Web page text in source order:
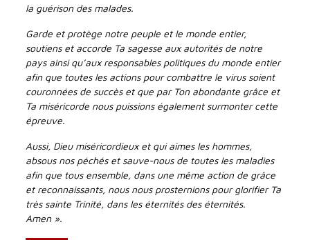
la guérison des malades.
Garde et protège notre peuple et le monde entier,
soutiens et accorde Ta sagesse aux autorités de notre
pays ainsi qu’aux responsables politiques du monde entier
afin que toutes les actions pour combattre le virus soient
couronnées de succès et que par Ton abondante grâce et
Ta miséricorde nous puissions également surmonter cette
épreuve.
Aussi, Dieu miséricordieux et qui aimes les hommes,
absous nos péchés et sauve-nous de toutes les maladies
afin que tous ensemble, dans une même action de grâce
et reconnaissants, nous nous prosternions pour glorifier Ta
très sainte Trinité, dans les éternités des éternités.
Amen ».